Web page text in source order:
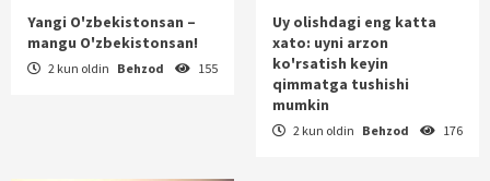
Yangi O'zbekistonsan –
mangu O'zbekistonsan!
2 kun oldin Behzod 155
Uy olishdagi eng katta
xato: uyni arzon
ko'rsatish keyin
qimmatga tushishi
mumkin
2 kun oldin Behzod 176